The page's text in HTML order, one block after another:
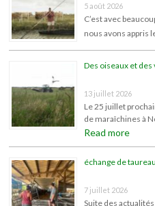
5 août 2026
C’est avec
nous avons appris
Des oiseaux et
13 juillet 2026
Le 25 juillet
de maraîchines à
Read more
échange de
7 juillet 2026
Suite des